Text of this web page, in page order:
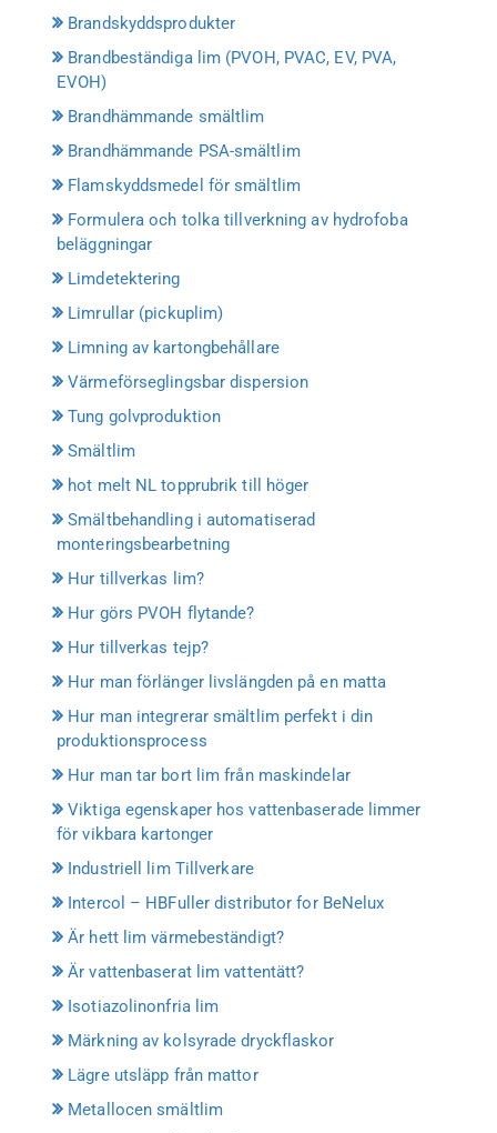
Brandskyddsprodukter
Brandbeständiga lim (PVOH, PVAC, EV, PVA,
EVOH)
Brandhämmande smältlim
Brandhämmande PSA-smältlim
Flamskyddsmedel för smältlim
Formulera och tolka tillverkning av hydrofoba
beläggningar
Limdetektering
Limrullar (pickuplim)
Limning av kartongbehållare
Värmeförseglingsbar dispersion
Tung golvproduktion
Smältlim
hot melt NL topprubrik till höger
Smältbehandling i automatiserad
monteringsbearbetning
Hur tillverkas lim?
Hur görs PVOH flytande?
Hur tillverkas tejp?
Hur man förlänger livslängden på en matta
Hur man integrerar smältlim perfekt i din
produktionsprocess
Hur man tar bort lim från maskindelar
Viktiga egenskaper hos vattenbaserade limmer
för vikbara kartonger
Industriell lim Tillverkare
Intercol – HBFuller distributor for BeNelux
Är hett lim värmebeständigt?
Är vattenbaserat lim vattentätt?
Isotiazolinonfria lim
Märkning av kolsyrade dryckflaskor
Lägre utsläpp från mattor
Metallocen smältlim